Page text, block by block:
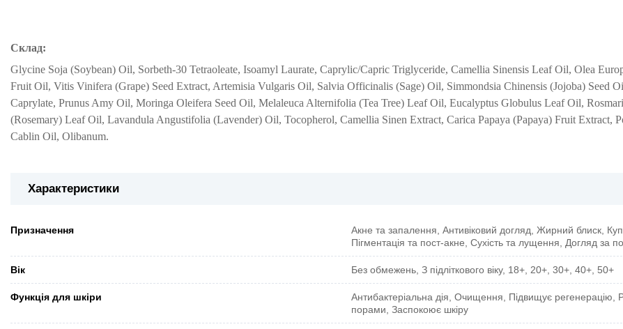
Склад:
Glycine Soja (Soybean) Oil, Sorbeth-30 Tetraoleate, Isoamyl Laurate, Caprylic/Capric Triglyceride, Camellia Sinensis Leaf Oil, Olea
Fruit Oil, Vitis Vinifera (Grape) Seed Extract, Artemisia Vulgaris Oil, Salvia Officinalis (Sage) Oil, Simmondsia Chinensis (Jojoba) Seed
Caprylate, Prunus Amy Oil, Moringa Oleifera Seed Oil, Melaleuca Alternifolia (Tea Tree) Leaf Oil, Eucalyptus Globulus Leaf Oil,
(Rosemary) Leaf Oil, Lavandula Angustifolia (Lavender) Oil, Tocopherol, Camellia Sinen Extract, Carica Papaya (Papaya) Fruit Extract,
Cablin Oil, Olibanum.
Характеристики
Призначення
Акне та запалення, Антивіковий догляд, Жирний блиск,
Пігментація та пост-акне, Сухість та лущення, Догляд за
Вік Без обмежень, З підліткового віку, 18+, 20+, 30+, 40+, 50+
Функція для шкіри
Антибактеріальна дія, Очищення, Підвищує регенерацію,
порами, Заспокоює шкіру